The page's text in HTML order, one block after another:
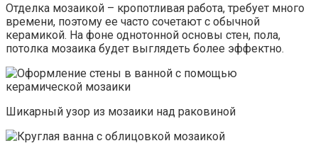
Отделка мозаикой – кропотливая работа, требует много
времени, поэтому ее часто сочетают с обычной
керамикой. На фоне однотонной основы стен, пола,
потолка мозаика будет выглядеть более эффектно.
Шикарный узор из мозаики над раковиной